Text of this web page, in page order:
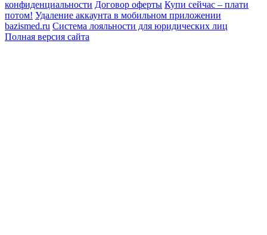
конфиденциальности Договор оферты Купи сейчас – плати
потом! Удаление аккаунта в мобильном приложении
bazismed.ru Система лояльности для юридических лиц
Полная версия сайта